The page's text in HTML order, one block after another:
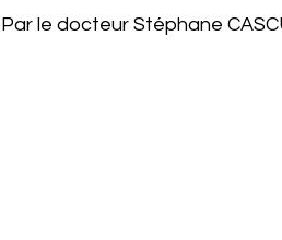
Par le docteur Stéphane